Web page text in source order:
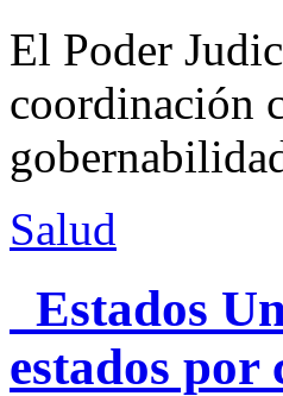
El Poder
coordinación
Salud
Estados
estados